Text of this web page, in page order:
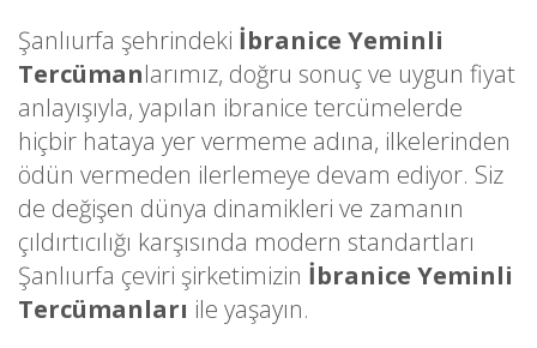
Şanlıurfa şehrindeki İbranice Yeminli
Tercümanlarımız, doğru sonuç ve uygun fiyat
anlayışıyla, yapılan ibranice tercümelerde
hiçbir hataya yer vermeme adına, ilkelerinden
ödün vermeden ilerlemeye devam ediyor. Siz
de değişen dünya dinamikleri ve zamanın
çıldırtıcılığı karşısında modern standartları
Şanlıurfa çeviri şirketimizin İbranice Yeminli
Tercümanları ile yaşayın.